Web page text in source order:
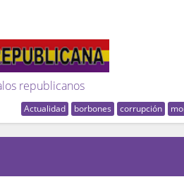
republicanos
Actualidad borbones corrupción